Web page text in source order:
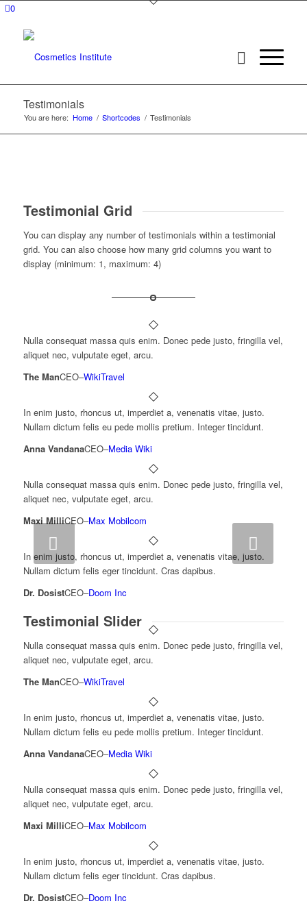
0
Testimonials
You are here: Home / Shortcodes / Testimonials
Testimonial Grid
You can display any number of testimonials within a testimonial
grid. You can also choose how many grid columns you want to
display (minimum: 1, maximum: 4)
Nulla consequat massa quis enim. Donec pede justo, fringilla vel,
aliquet nec, vulputate eget, arcu.
The ManCEO–WikiTravel
In enim justo, rhoncus ut, imperdiet a, venenatis vitae, justo.
Nullam dictum felis eu pede mollis pretium. Integer tincidunt.
Anna VandanaCEO–Media Wiki
Nulla consequat massa quis enim. Donec pede justo, fringilla vel,
aliquet nec, vulputate eget, arcu.
Maxi MilliCEO–Max Mobilcom
In enim justo, rhoncus ut, imperdiet a, venenatis vitae, justo.
Nullam dictum felis eger tincidunt. Cras dapibus.
Dr. DosistCEO–Doom Inc
Testimonial Slider
Nulla consequat massa quis enim. Donec pede justo, fringilla vel,
aliquet nec, vulputate eget, arcu.
The ManCEO–WikiTravel
In enim justo, rhoncus ut, imperdiet a, venenatis vitae, justo.
Nullam dictum felis eu pede mollis pretium. Integer tincidunt.
Anna VandanaCEO–Media Wiki
Nulla consequat massa quis enim. Donec pede justo, fringilla vel,
aliquet nec, vulputate eget, arcu.
Maxi MilliCEO–Max Mobilcom
In enim justo, rhoncus ut, imperdiet a, venenatis vitae, justo.
Nullam dictum felis eger tincidunt. Cras dapibus.
Dr. DosistCEO–Doom Inc